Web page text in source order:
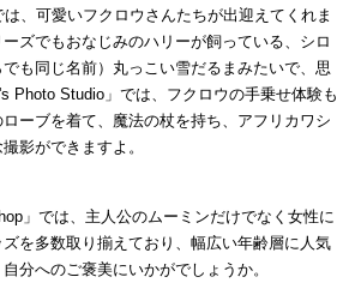
、可愛いフクロウさんたちが出迎えてくれま
ズでもおなじみのハリーが飼っている、シロ
も同じ名前）丸っこい雪だるまみたいで、思
Photo Studio 」では、フクロウの手乗せ体験も
ーブを着て、魔法の杖を持ち、アフリカワシ
影ができますよ。
」では、主人公のムーミンだけでなく女性に
を多数取り揃えており、幅広い年齢層に人気
分へのご褒美にいかがでしょうか。